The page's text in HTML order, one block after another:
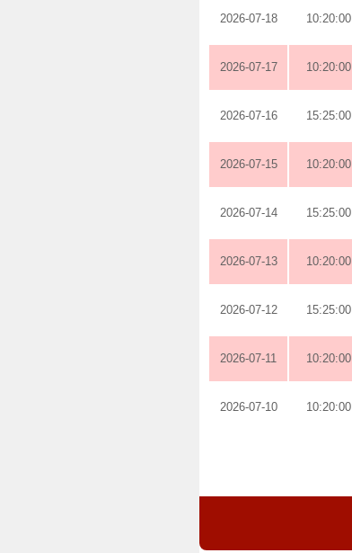
2026-07-18 10:20:00
2026-07-17 10:20:00
2026-07-16 15:25:00
2026-07-15 10:20:00
2026-07-14 15:25:00
2026-07-13 10:20:00
2026-07-12 15:25:00
2026-07-11 10:20:00
2026-07-10 10:20:00